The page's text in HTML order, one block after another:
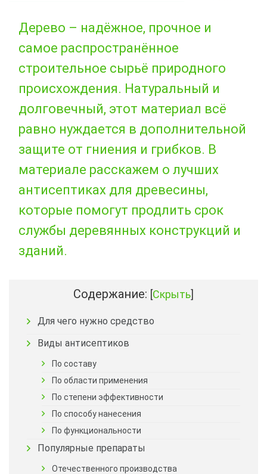
Дерево – надёжное, прочное и
самое распространённое
строительное сырьё природного
происхождения. Натуральный и
долговечный, этот материал всё
равно нуждается в дополнительной
защите от гниения и грибков. В
материале расскажем о лучших
антисептиках для древесины,
которые помогут продлить срок
службы деревянных конструкций и
зданий.
Содержание: [Скрыть]
Для чего нужно средство
Виды антисептиков
По составу
По области применения
По степени эффективности
По способу нанесения
По функциональности
Популярные препараты
Отечественного производства